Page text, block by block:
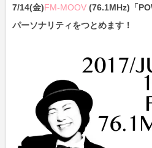
7/14(金)FM-MOOV (76.1MHz)「
パーソナリティをつとめます！